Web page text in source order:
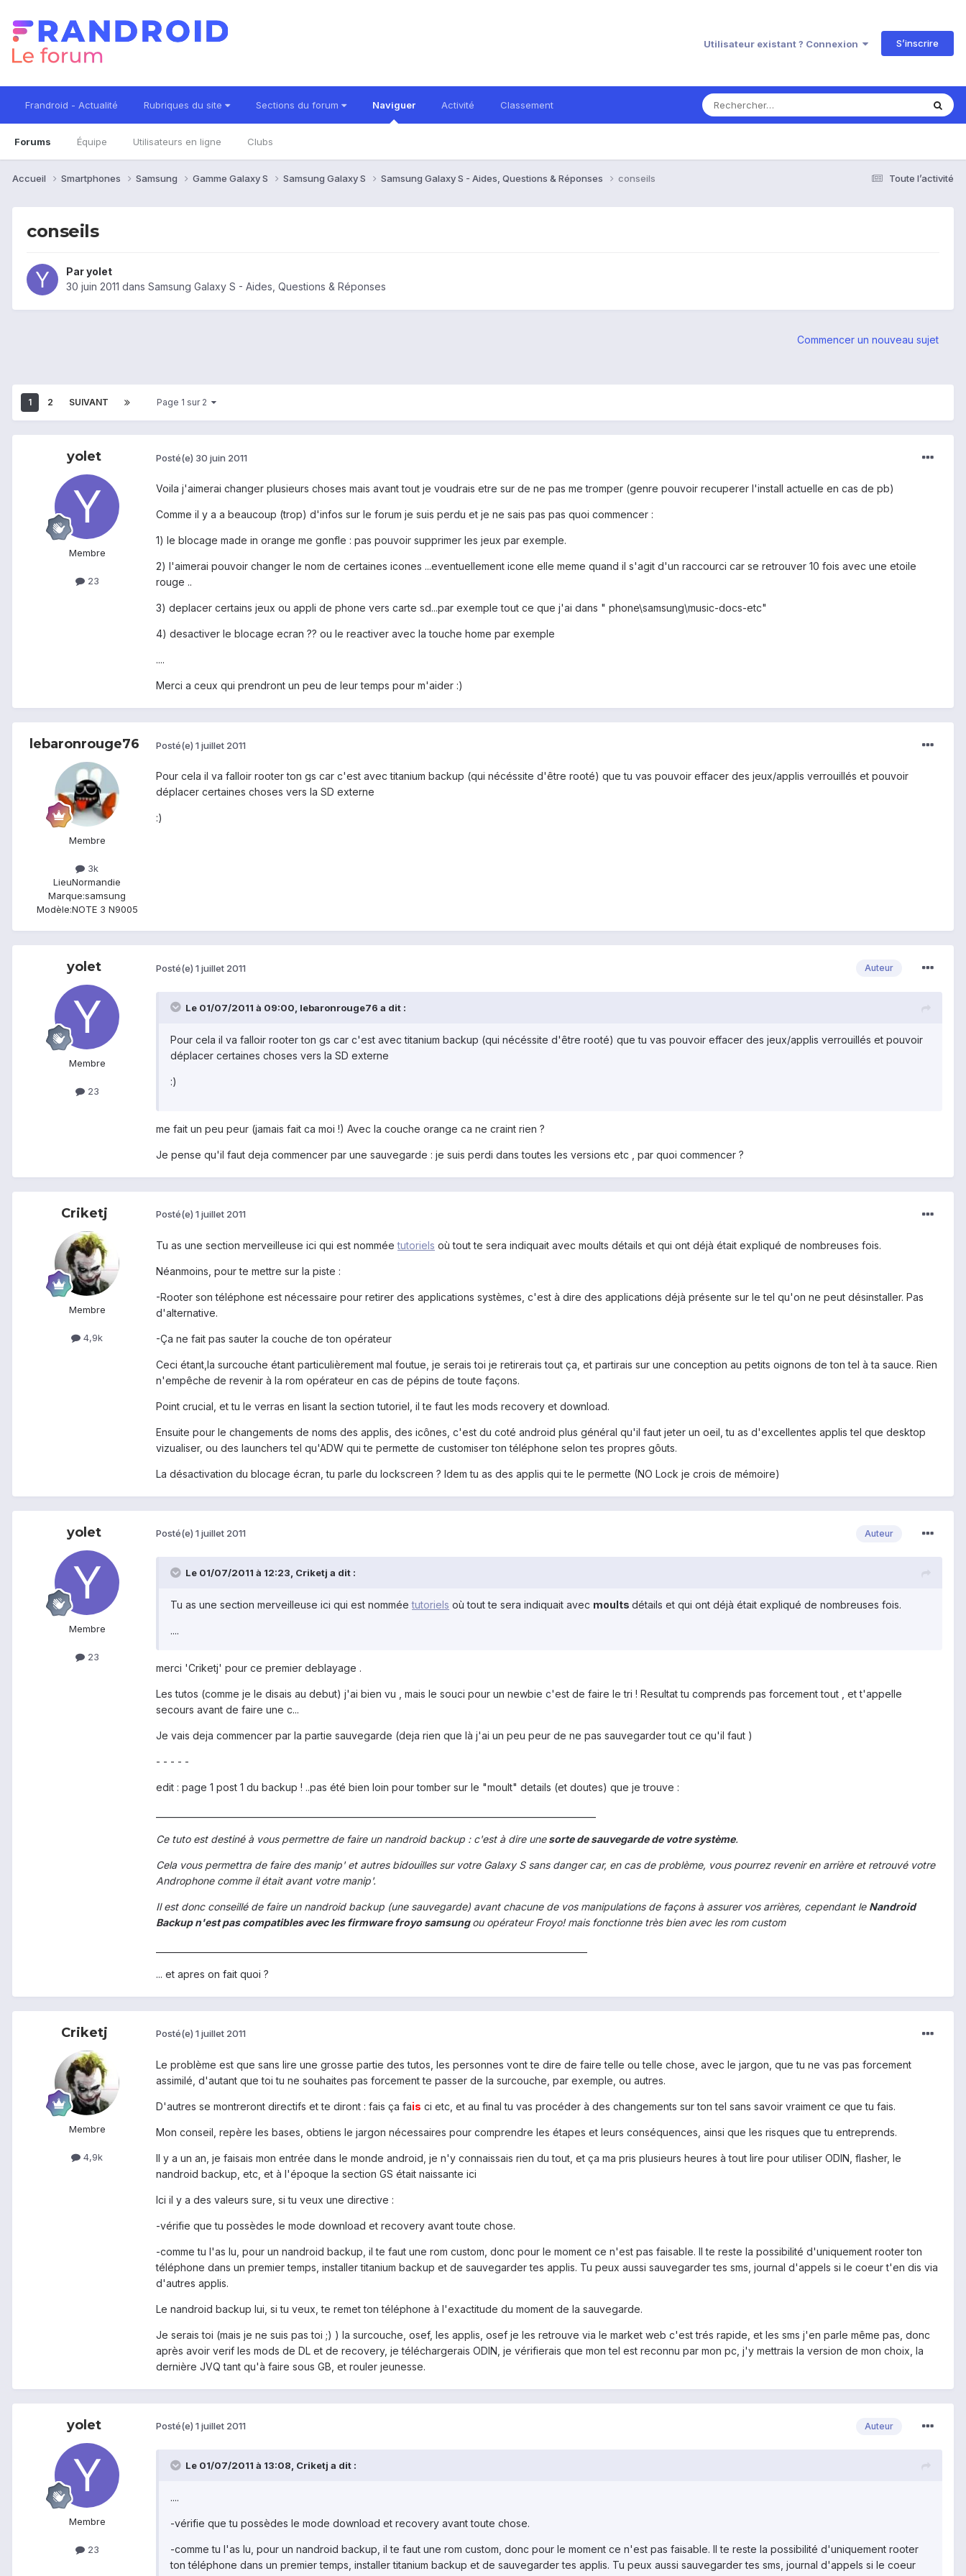
Utilisateur existant ? Connexion S’inscrire
Frandroid - Actualité Rubriques du site Sections du forum Naviguer
Forums Équipe Utilisateurs en ligne Clubs
Activité Classement
Toute l’activité
Accueil Smartphones Samsung Gamme Galaxy S Samsung Galaxy S Samsung Galaxy S - Aides, Questions & Réponses conseils
conseils
Paryolet
30 juin 2011 dans Samsung Galaxy S - Aides, Questions & Réponses
Commencer un nouveau sujet
1 2 SUIVANT Page 1 sur 2
yolet
Membre
23
Posté(e) 30 juin 2011
Voila j'aimerai changer plusieurs choses mais avant tout je voudrais etre sur de ne pas me tromper (genre pouvoir recuperer l'install actuelle en cas de pb)
Comme il y a a beaucoup (trop) d'infos sur le forum je suis perdu et je ne sais pas pas quoi commencer :
1) le blocage made in orange me gonfle : pas pouvoir supprimer les jeux par exemple.
2) l'aimerai pouvoir changer le nom de certaines icones ...eventuellement icone elle meme quand il s'agit d'un raccourci car se retrouver 10 fois avec une etoile
rouge ..
3) deplacer certains jeux ou appli de phone vers carte sd...par exemple tout ce que j'ai dans " phone\samsung\music-docs-etc"
4) desactiver le blocage ecran ?? ou le reactiver avec la touche home par exemple
....
Merci a ceux qui prendront un peu de leur temps pour m'aider :)
lebaronrouge76
Membre
3k
LieuNormandie
Marque:samsung
Modèle:NOTE 3 N9005
Posté(e) 1 juillet 2011
Pour cela il va falloir rooter ton gs car c'est avec titanium backup (qui nécéssite d'être rooté) que tu vas pouvoir effacer des jeux/applis verrouillés et pouvoir
déplacer certaines choses vers la SD externe
:)
yolet
Membre
23
Auteur
Posté(e) 1 juillet 2011
Le 01/07/2011 à 09:00, lebaronrouge76 a dit :
Pour cela il va falloir rooter ton gs car c'est avec titanium backup (qui nécéssite d'être rooté) que tu vas pouvoir effacer des jeux/applis verrouillés et pouvoir
déplacer certaines choses vers la SD externe
:)
me fait un peu peur (jamais fait ca moi !) Avec la couche orange ca ne craint rien ?
Je pense qu'il faut deja commencer par une sauvegarde : je suis perdi dans toutes les versions etc , par quoi commencer ?
Criketj
Membre
4,9k
Posté(e) 1 juillet 2011
Tu as une section merveilleuse ici qui est nomméetutoriels où tout te sera indiquait avec moults détails et qui ont déjà était expliqué de nombreuses fois.
Néanmoins, pour te mettre sur la piste :
-Rooter son téléphone est nécessaire pour retirer des applications systèmes, c'est à dire des applications déjà présente sur le tel qu'on ne peut désinstaller. Pas
d'alternative.
-Ça ne fait pas sauter la couche de ton opérateur
Ceci étant,la surcouche étant particulièrement mal foutue, je serais toi je retirerais tout ça, et partirais sur une conception au petits oignons de ton tel à ta sauce. Rien
n'empêche de revenir à la rom opérateur en cas de pépins de toute façons.
Point crucial, et tu le verras en lisant la section tutoriel, il te faut les mods recovery et download.
Ensuite pour le changements de noms des applis, des icônes, c'est du coté android plus général qu'il faut jeter un oeil, tu as d'excellentes applis tel que desktop
vizualiser, ou des launchers tel qu'ADW qui te permette de customiser ton téléphone selon tes propres gôuts.
La désactivation du blocage écran, tu parle du lockscreen ? Idem tu as des applis qui te le permette (NO Lock je crois de mémoire)
yolet
Membre
23
Auteur
Posté(e) 1 juillet 2011
Le 01/07/2011 à 12:23, Criketj a dit :
Tu as une section merveilleuse ici qui est nomméetutoriels où tout te sera indiquait avec moults détails et qui ont déjà était expliqué de nombreuses fois.
....
merci 'Criketj' pour ce premier deblayage .
Les tutos (comme je le disais au debut) j'ai bien vu , mais le souci pour un newbie c'est de faire le tri ! Resultat tu comprends pas forcement tout , et t'appelle
secours avant de faire une c...
Je vais deja commencer par la partie sauvegarde (deja rien que là j'ai un peu peur de ne pas sauvegarder tout ce qu'il faut )
- - - - -
edit : page 1 post 1 du backup ! ..pas été bien loin pour tomber sur le "moult" details (et doutes) que je trouve :
Ce tuto est destiné à vous permettre de faire un nandroid backup : c'est à dire unesorte de sauvegarde de votre système.
Cela vous permettra de faire des manip' et autres bidouilles sur votre Galaxy S sans danger car, en cas de problème, vous pourrez revenir en arrière et retrouvé votre
Androphone comme il était avant votre manip'.
Il est donc conseillé de faire un nandroid backup (une sauvegarde) avant chacune de vos manipulations de façons à assurer vos arrières, cependant le Nandroid
Backup n'est pas compatibles avec les firmware froyo samsungou opérateur Froyo! mais fonctionne très bien avec les rom custom
... et apres on fait quoi ?
Criketj
Membre
4,9k
Posté(e) 1 juillet 2011
Le problème est que sans lire une grosse partie des tutos, les personnes vont te dire de faire telle ou telle chose, avec le jargon, que tu ne vas pas forcement
assimilé, d'autant que toi tu ne souhaites pas forcement te passer de la surcouche, par exemple, ou autres.
D'autres se montreront directifs et te diront : fais ça fais ci etc, et au final tu vas procéder à des changements sur ton tel sans savoir vraiment ce que tu fais.
Mon conseil, repère les bases, obtiens le jargon nécessaires pour comprendre les étapes et leurs conséquences, ainsi que les risques que tu entreprends.
Il y a un an, je faisais mon entrée dans le monde android, je n'y connaissais rien du tout, et ça ma pris plusieurs heures à tout lire pour utiliser ODIN, flasher, le
nandroid backup, etc, et à l'époque la section GS était naissante ici
Ici il y a des valeurs sure, si tu veux une directive :
-vérifie que tu possèdes le mode download et recovery avant toute chose.
-comme tu l'as lu, pour un nandroid backup, il te faut une rom custom, donc pour le moment ce n'est pas faisable. Il te reste la possibilité d'uniquement rooter ton
téléphone dans un premier temps, installer titanium backup et de sauvegarder tes applis. Tu peux aussi sauvegarder tes sms, journal d'appels si le coeur t'en dis via
d'autres applis.
Le nandroid backup lui, si tu veux, te remet ton téléphone à l'exactitude du moment de la sauvegarde.
Je serais toi (mais je ne suis pas toi ;) ) la surcouche, osef, les applis, osef je les retrouve via le market web c'est trés rapide, et les sms j'en parle même pas, donc
après avoir verif les mods de DL et de recovery, je téléchargerais ODIN, je vérifierais que mon tel est reconnu par mon pc, j'y mettrais la version de mon choix, la
dernière JVQ tant qu'à faire sous GB, et rouler jeunesse.
yolet
Membre
23
Auteur
Posté(e) 1 juillet 2011
Le 01/07/2011 à 13:08, Criketj a dit :
....
-vérifie que tu possèdes le mode download et recovery avant toute chose.
-comme tu l'as lu, pour un nandroid backup, il te faut une rom custom, donc pour le moment ce n'est pas faisable. Il te reste la possibilité d'uniquement rooter
ton téléphone dans un premier temps, installer titanium backup et de sauvegarder tes applis. Tu peux aussi sauvegarder tes sms, journal d'appels si le coeur